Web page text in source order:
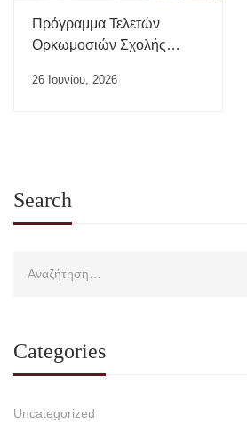
Πρόγραμμα Τελετών
Ορκωμοσιών Σχολής
Ιούλιος 2026
26 Ιουνίου, 2026
Search
Categories
Uncategorized